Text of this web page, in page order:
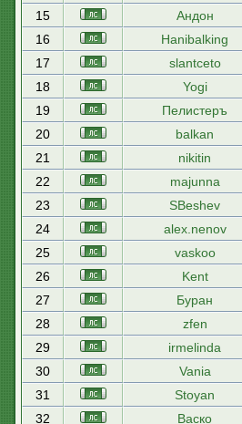
15
Андон
16
Hanibalking
17
slantceto
18
Yogi
19
Пелистеръ
20
balkan
21
nikitin
22
majunna
23
SBeshev
24
alex.nenov
25
vaskoo
26
Kent
27
Буран
28
zfen
29
irmelinda
30
Vania
31
Stoyan
32
Васко